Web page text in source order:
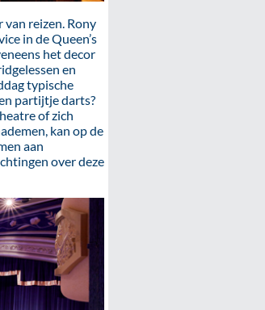
reizen. Rony
in de Queen’s
het decor
en
typische
partijtje darts?
of zich
kan op de
aan
over deze